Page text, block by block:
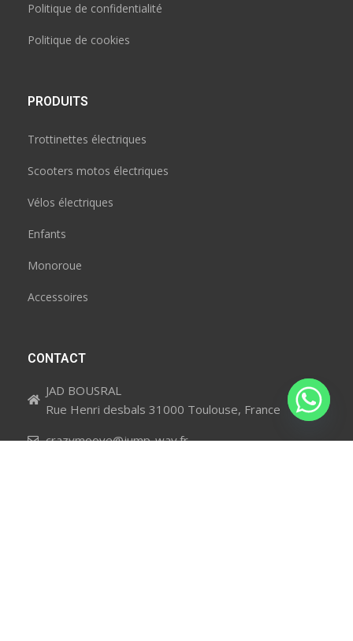
Politique de confidentialité
Politique de cookies
PRODUITS
Trottinettes électriques
Scooters motos électriques
Vélos électriques
Enfants
Monoroue
Accessoires
CONTACT
JAD BOUSRAL
Rue Henri desbals 31000 Toulouse, France
crazymoove@jump-way.fr